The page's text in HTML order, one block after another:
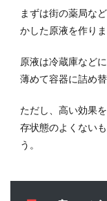
まずは街の薬局な
かした原液を作りま
原液は冷蔵庫など
薄めて容器に詰め
ただし、高い効果
存状態のよくない
う。